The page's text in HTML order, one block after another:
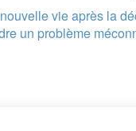
vie après la
un problème
seront utilisées
de confidentialité.